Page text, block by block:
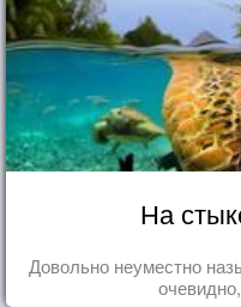
На
Довольно неуместно